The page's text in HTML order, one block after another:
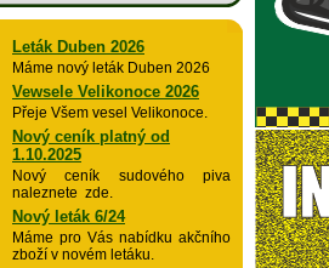
Leták Duben 2026
Máme nový leták Duben 2026
Vewsele Velikonoce 2026
Přeje Všem vesel Velikonoce.
Nový ceník platný od
1.10.2025
Nový ceník sudového piva
naleznete zde.
Nový leták 6/24
Máme pro Vás nabídku akčního
zboží v novém letáku.